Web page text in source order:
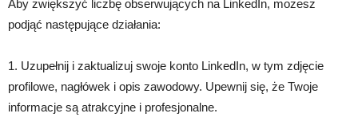
Aby zwiększyć liczbę obserwujących na LinkedIn, możesz
podjąć następujące działania:
1. Uzupełnij i zaktualizuj swoje konto LinkedIn, w tym zdjęcie
profilowe, nagłówek i opis zawodowy. Upewnij się, że Twoje
informacje są atrakcyjne i profesjonalne.